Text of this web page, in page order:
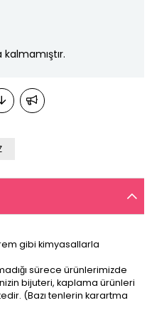
kalmamıştır.
gibi kimyasallarla
sürece ürünlerimizde
bijuteri, kaplama ürünleri
(Bazı tenlerin karartma